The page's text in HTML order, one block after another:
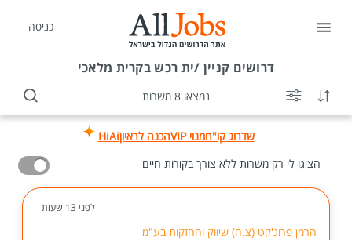
כניסה
דרושים קניין /ית רכש בקרית מלאכי
נמצאו 8 משרות
שדרוג קו"חמנוי VIP הכנה לראיוןHiAi
הציגו לי רק משרות ללא צורך בקורות חיים
לפני 13 שעות
הרמן פרוג'קט (צ.ח) שיווק והחזקות בע"מ